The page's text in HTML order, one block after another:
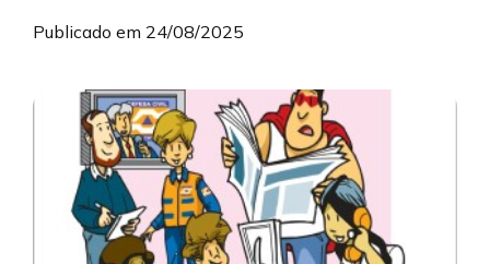
Publicado em 24/08/2025